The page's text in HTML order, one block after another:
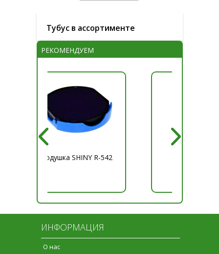
Тубус в ассортименте
РЕКОМЕНДУЕМ
SHINY R-542
ИНФОРМАЦИЯ
О нас